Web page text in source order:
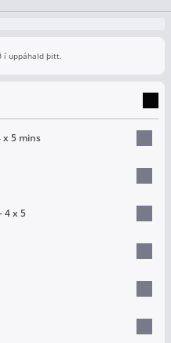
í uppáhald þitt.
x 5 mins
4 x 5